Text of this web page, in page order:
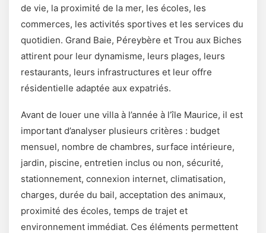
de vie, la proximité de la mer, les écoles, les
commerces, les activités sportives et les services du
quotidien. Grand Baie, Péreybère et Trou aux Biches
attirent pour leur dynamisme, leurs plages, leurs
restaurants, leurs infrastructures et leur offre
résidentielle adaptée aux expatriés.
Avant de louer une villa à l’année à l’île Maurice, il est
important d’analyser plusieurs critères : budget
mensuel, nombre de chambres, surface intérieure,
jardin, piscine, entretien inclus ou non, sécurité,
stationnement, connexion internet, climatisation,
charges, durée du bail, acceptation des animaux,
proximité des écoles, temps de trajet et
environnement immédiat. Ces éléments permettent